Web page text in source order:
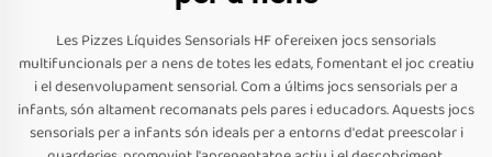
Les Pizzes Líquides Sensorials HF ofereixen jocs sensorials
multifuncionals per a nens de totes les edats, fomentant el joc creatiu
i el desenvolupament sensorial. Com a últims jocs sensorials per a
infants, són altament recomanats pels pares i educadors. Aquests jocs
sensorials per a infants són ideals per a entorns d'edat preescolar i